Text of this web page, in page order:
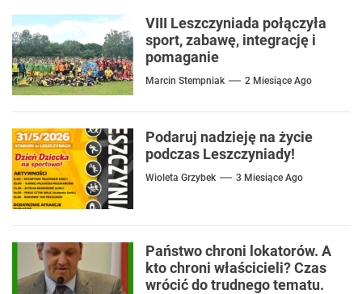
VIII Leszczyniada połączyła
sport, zabawę, integrację i
pomaganie
Marcin Stempniak 2 Miesiące Ago
Podaruj nadzieję na życie
podczas Leszczyniady!
Wioleta Grzybek 3 Miesiące Ago
Państwo chroni lokatorów. A
kto chroni właścicieli? Czas
wrócić do trudnego tematu.